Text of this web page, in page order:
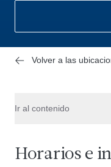
Volver a las
Ir al contenido
Horarios e